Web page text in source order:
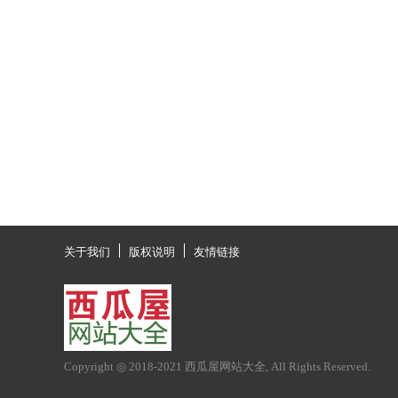
关于我们 版权说明 友情链接
Copyright ◎ 2018-2021 西瓜屋网站大全, All Rights Reserved.